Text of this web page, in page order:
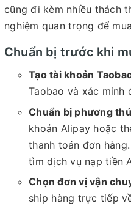
cũng đi kèm nhiều thách
nghiệm quan trọng để
Chuẩn bị trước khi
Tạo tài khoản
Taobao và xác minh
Chuẩn bị phương
khoản Alipay hoặc
thanh toán đơn
tìm dịch vụ nạp tiền
Chọn đơn vị vận
ship hàng trực tiếp